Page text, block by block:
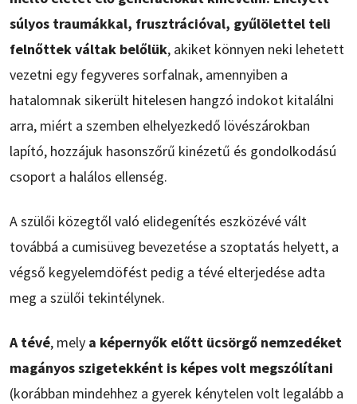
súlyos traumákkal, frusztrációval, gyűlölettel teli
felnőttek váltak belőlük, akiket könnyen neki lehetett
vezetni egy fegyveres sorfalnak, amennyiben a
hatalomnak sikerült hitelesen hangzó indokot kitalálni
arra, miért a szemben elhelyezkedő lövészárokban
lapító, hozzájuk hasonszőrű kinézetű és gondolkodású
csoport a halálos ellenség.
A szülői közegtől való elidegenítés eszközévé vált
továbbá a cumisüveg bevezetése a szoptatás helyett, a
végső kegyelemdöfést pedig a tévé elterjedése adta
meg a szülői tekintélynek.
A tévé, mely a képernyők előtt ücsörgő nemzedéket
magányos szigetekként is képes volt megszólítani
(korábban mindehhez a gyerek kénytelen volt legalább a